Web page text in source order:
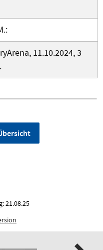
11.10.2024, 3
21.08.25